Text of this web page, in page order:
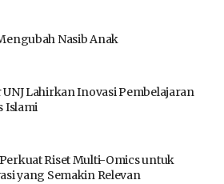
Nasib Anak
Lahirkan Inovasi Pembelajaran
Islami
Riset Multi-Omics untuk
yang Semakin Relevan